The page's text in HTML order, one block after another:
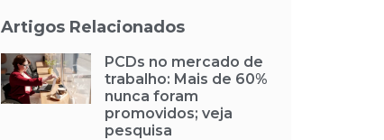
Artigos Relacionados
PCDs no mercado de
trabalho: Mais de 60%
nunca foram
promovidos; veja
pesquisa